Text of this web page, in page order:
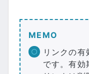
MEMO
リンクの
です。有効